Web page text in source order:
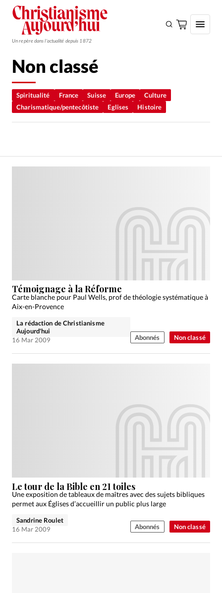
Un repère dans l'actualité depuis 1872
S'ABONNER
Monde
Eglises
Actualité internationale
Chronique
Dossier
Eglises Foi Génération réveil
Monde
Société
Tour du monde des Eglises
Trait d'Ixène
Vécu
Vie Intérieure
Non classé
Spiritualité France Suisse Europe
Culture
Charismatique/pentecôtiste
Eglises Histoire
Non classé
Témoignage à la Réforme
Carte blanche pour Paul Wells, prof de théologie systématique à
Aix-en-Provence
La rédaction de Christianisme
Aujourd'hui
16 Mar 2009
Abonnés
Non classé
Le tour de la Bible en 21 toiles
Une exposition de tableaux de maîtres avec des sujets bibliques
permet aux Églises d’accueillir un public plus large
Sandrine Roulet
16 Mar 2009
Abonnés